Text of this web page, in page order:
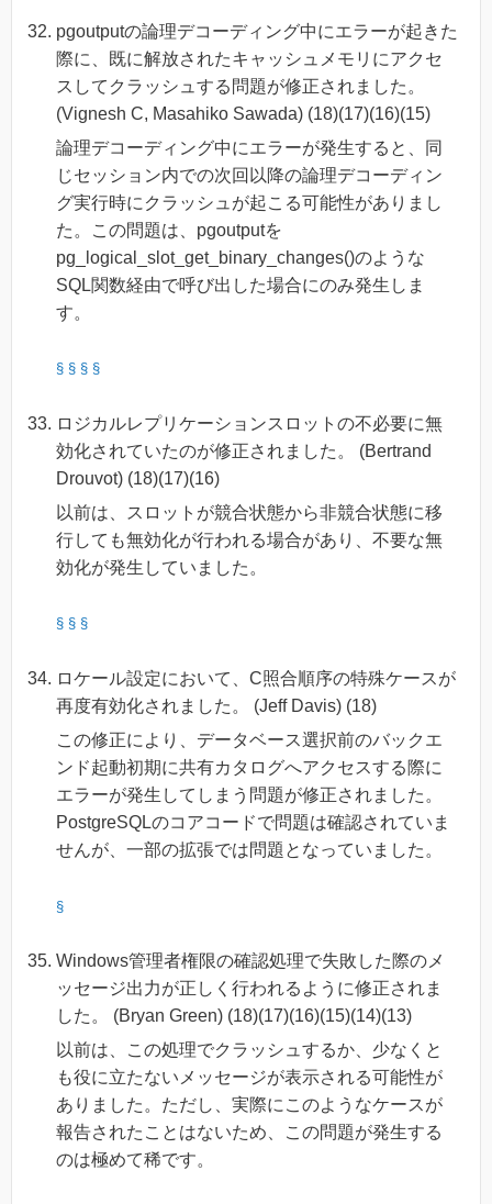
pgoutputの論理デコーディング中にエラーが起きた
際に、既に解放されたキャッシュメモリにアクセ
スしてクラッシュする問題が修正されました。
(Vignesh C, Masahiko Sawada) (18)(17)(16)(15)
論理デコーディング中にエラーが発生すると、同
じセッション内での次回以降の論理デコーディン
グ実行時にクラッシュが起こる可能性がありまし
た。この問題は、pgoutputを
pg_logical_slot_get_binary_changes()のような
SQL関数経由で呼び出した場合にのみ発生しま
す。
§ § § §
ロジカルレプリケーションスロットの不必要に無
効化されていたのが修正されました。 (Bertrand
Drouvot) (18)(17)(16)
以前は、スロットが競合状態から非競合状態に移
行しても無効化が行われる場合があり、不要な無
効化が発生していました。
§ § §
ロケール設定において、C照合順序の特殊ケースが
再度有効化されました。 (Jeff Davis) (18)
この修正により、データベース選択前のバックエ
ンド起動初期に共有カタログへアクセスする際に
エラーが発生してしまう問題が修正されました。
PostgreSQLのコアコードで問題は確認されていま
せんが、一部の拡張では問題となっていました。
§
Windows管理者権限の確認処理で失敗した際のメ
ッセージ出力が正しく行われるように修正されま
した。 (Bryan Green) (18)(17)(16)(15)(14)(13)
以前は、この処理でクラッシュするか、少なくと
も役に立たないメッセージが表示される可能性が
ありました。ただし、実際にこのようなケースが
報告されたことはないため、この問題が発生する
のは極めて稀です。